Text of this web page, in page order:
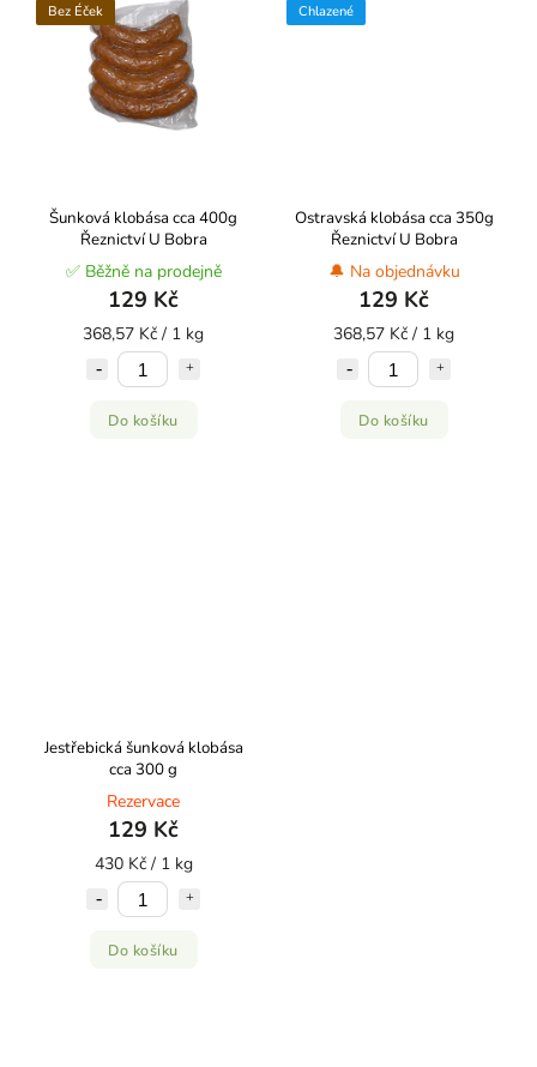
Bez Éček
Šunková klobása cca 400g
Řeznictví U Bobra
✅ Běžně na prodejně
129 Kč
368,57 Kč / 1 kg
Do košíku
Chlazené
Ostravská klobása cca 350g
Řeznictví U Bobra
🔔 Na objednávku
129 Kč
368,57 Kč / 1 kg
Do košíku
Jestřebická šunková klobása
cca 300 g
Rezervace
129 Kč
430 Kč / 1 kg
Do košíku